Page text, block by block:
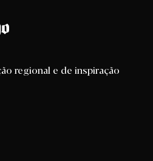
regional e de inspiração